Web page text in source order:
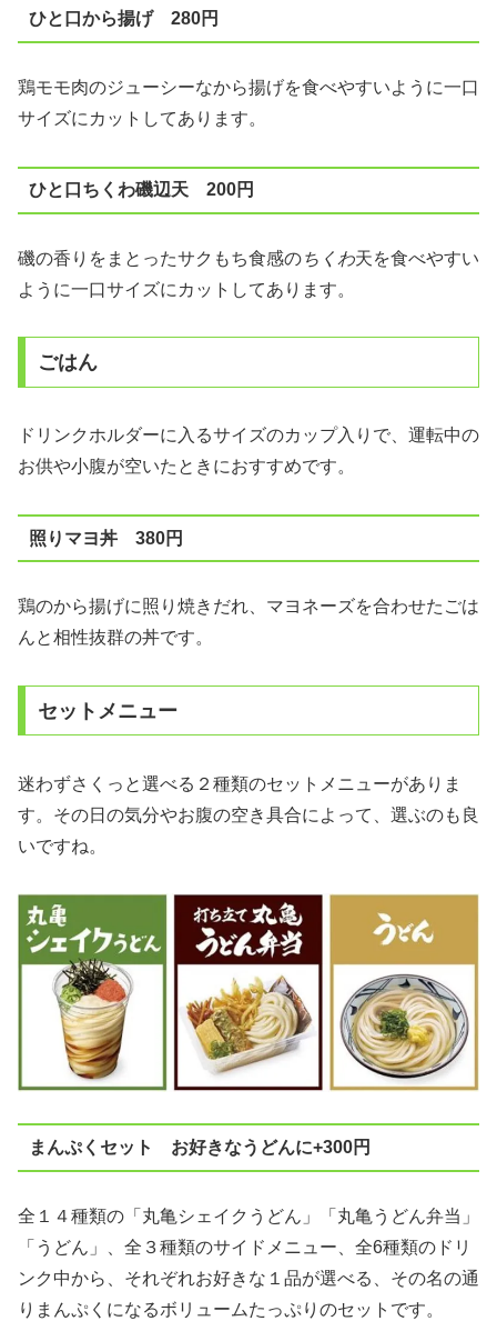
ひと口から揚げ 280円
鶏モモ肉のジューシーなから揚げを食べやすいように一口
サイズにカットしてあります。
ひと口ちくわ磯辺天 200円
磯の香りをまとったサクもち食感のちくわ天を食べやすい
ように一口サイズにカットしてあります。
ごはん
ドリンクホルダーに入るサイズのカップ入りで、運転中の
お供や小腹が空いたときにおすすめです。
照りマヨ丼 380円
鶏のから揚げに照り焼きだれ、マヨネーズを合わせたごは
んと相性抜群の丼です。
セットメニュー
迷わずさくっと選べる２種類のセットメニューがありま
す。その日の気分やお腹の空き具合によって、選ぶのも良
いですね。
まんぷくセット お好きなうどんに+300円
全１４種類の「丸亀シェイクうどん」「丸亀うどん弁当」
「うどん」、全３種類のサイドメニュー、全6種類のドリ
ンク中から、それぞれお好きな１品が選べる、その名の通
りまんぷくになるボリュームたっぷりのセットです。